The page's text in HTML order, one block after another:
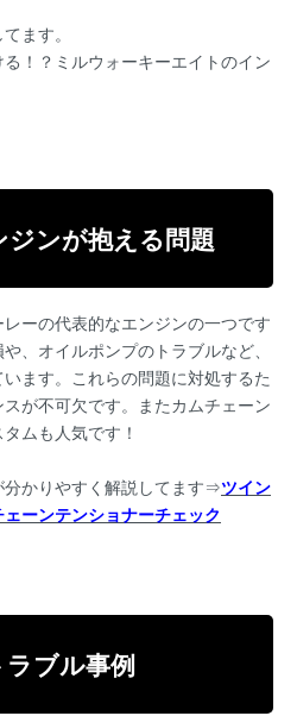
ます。
る！？ミルウォーキーエイトのイン
ンが抱える問題
ーの代表的なエンジンの一つです
、オイルポンプのトラブルなど、
ます。これらの問題に対処するた
が不可欠です。またカムチェーン
ムも人気です！
分かりやすく解説してます⇒ツイン
ーンテンショナーチェック
ブル事例